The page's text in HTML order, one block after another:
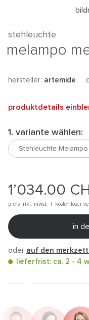
stehleuchte
melampo
hersteller: artemide
produktdetails
1. variante wählen:
1’034.00
preis inkl. mwst. | kostenloser
in
oder auf den
lieferfrist: ca. 2 - 4